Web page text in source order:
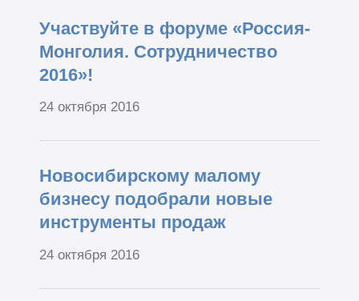
Участвуйте в форуме «Россия-
Монголия. Сотрудничество
2016»!
24 октября 2016
Новосибирскому малому
бизнесу подобрали новые
инструменты продаж
24 октября 2016